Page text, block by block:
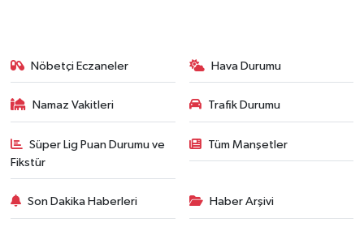
Nöbetçi Eczaneler Hava Durumu
Namaz Vakitleri Trafik Durumu
Süper Lig Puan Durumu ve
Fikstür
Tüm Manşetler
Son Dakika Haberleri Haber Arşivi